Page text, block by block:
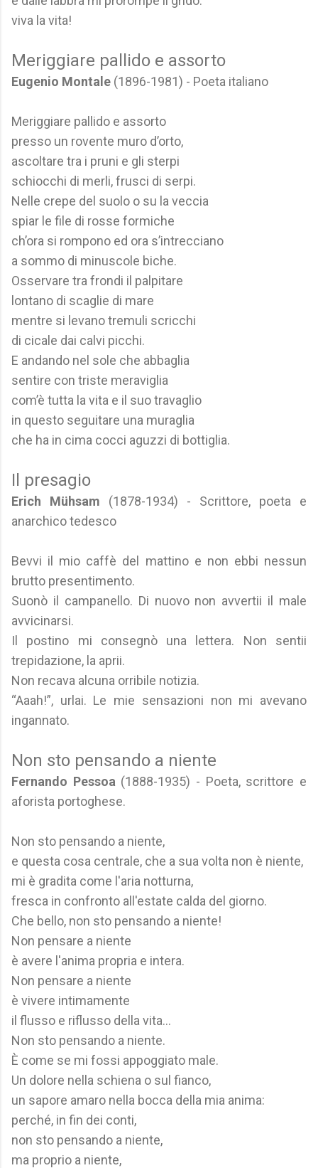
viva la vita!
Meriggiare pallido e assorto
Eugenio Montale (1896-1981) - Poeta italiano
Meriggiare pallido e assorto
presso un rovente muro d’orto,
ascoltare tra i pruni e gli sterpi
schiocchi di merli, frusci di serpi.
Nelle crepe del suolo o su la veccia
spiar le file di rosse formiche
ch’ora si rompono ed ora s’intrecciano
a sommo di minuscole biche.
Osservare tra frondi il palpitare
lontano di scaglie di mare
mentre si levano tremuli scricchi
di cicale dai calvi picchi.
E andando nel sole che abbaglia
sentire con triste meraviglia
com’è tutta la vita e il suo travaglio
in questo seguitare una muraglia
che ha in cima cocci aguzzi di bottiglia.
Il presagio
Erich Mühsam (1878-1934) - Scrittore, poeta e
anarchico tedesco
Bevvi il mio caffè del mattino e non ebbi nessun
brutto presentimento.
Suonò il campanello. Di nuovo non avvertii il male
avvicinarsi.
Il postino mi consegnò una lettera. Non sentii
trepidazione, la aprii.
Non recava alcuna orribile notizia.
“Aaah!”, urlai. Le mie sensazioni non mi avevano
ingannato.
Non sto pensando a niente
Fernando Pessoa (1888-1935) - Poeta, scrittore e
aforista portoghese.
Non sto pensando a niente,
e questa cosa centrale, che a sua volta non è niente,
mi è gradita come l'aria notturna,
fresca in confronto all'estate calda del giorno.
Che bello, non sto pensando a niente!
Non pensare a niente
è avere l'anima propria e intera.
Non pensare a niente
è vivere intimamente
il flusso e riflusso della vita...
Non sto pensando a niente.
È come se mi fossi appoggiato male.
Un dolore nella schiena o sul fianco,
un sapore amaro nella bocca della mia anima:
perché, in fin dei conti,
non sto pensando a niente,
ma proprio a niente,